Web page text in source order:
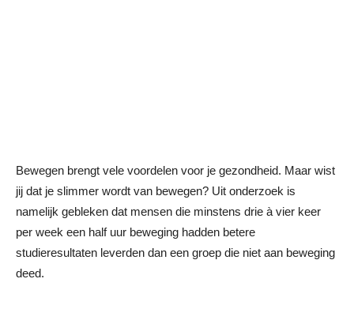
Bewegen brengt vele voordelen voor je gezondheid. Maar wist
jij dat je slimmer wordt van bewegen? Uit onderzoek is
namelijk gebleken dat mensen die minstens drie à vier keer
per week een half uur beweging hadden betere
studieresultaten leverden dan een groep die niet aan beweging
deed.